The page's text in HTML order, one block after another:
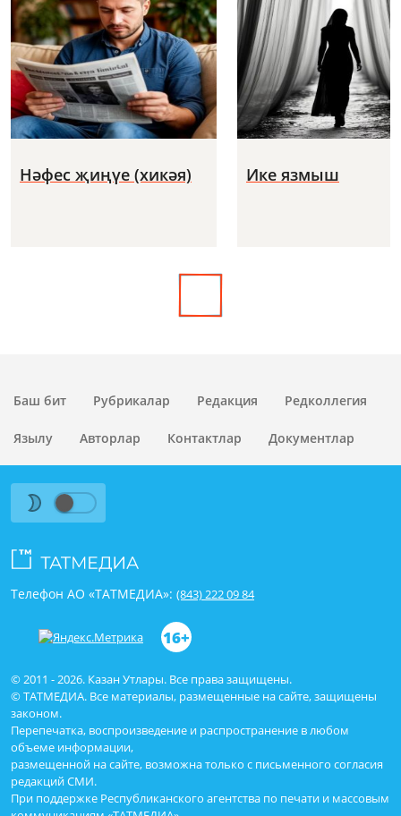
Нәфес җиңүе (хикәя) Ике язмыш
Баш бит Рубрикалар Редакция Редколлегия
Язылу Авторлар Контактлар Документлар
© 2011 - 2026. Казан Утлары. Все права защищены.
© ТАТМЕДИА. Все материалы, размещенные на сайте, защищены
законом.
Перепечатка, воспроизведение и распространение в любом
объеме информации,
размещенной на сайте, возможна только с письменного согласия
редакций СМИ.
При поддержке Республиканского агентства по печати и массовым
Телефон АО «ТАТМЕДИА»: (843) 222 09 84
16+